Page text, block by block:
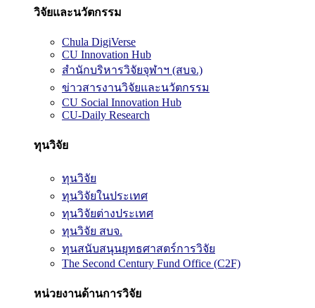
วิจัยและนวัตกรรม
Chula DigiVerse
CU Innovation Hub
สำนักบริหารวิจัยจุฬาฯ (สบจ.)
ข่าวสารงานวิจัยและนวัตกรรม
CU Social Innovation Hub
CU-Daily Research
ทุนวิจัย
ทุนวิจัย
ทุนวิจัยในประเทศ
ทุนวิจัยต่างประเทศ
ทุนวิจัย สบจ.
ทุนสนับสนุนยุทธศาสตร์การวิจัย
The Second Century Fund Office (C2F)
หน่วยงานด้านการวิจัย